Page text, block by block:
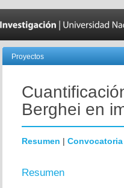
Proyectos
Berghei en
Resumen | Convocatoria
Resumen